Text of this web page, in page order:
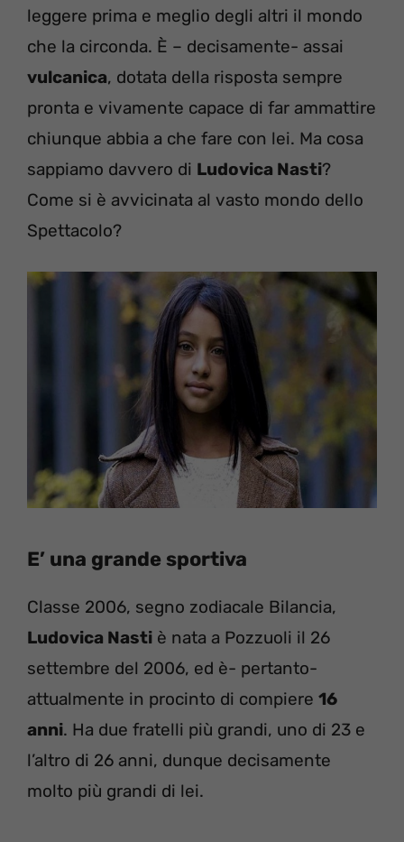
leggere prima e meglio degli altri il mondo
che la circonda. È – decisamente- assai
vulcanica, dotata della risposta sempre
pronta e vivamente capace di far ammattire
chiunque abbia a che fare con lei. Ma cosa
sappiamo davvero di Ludovica Nasti?
Come si è avvicinata al vasto mondo dello
Spettacolo?
E’ una grande sportiva
Classe 2006, segno zodiacale Bilancia,
Ludovica Nasti è nata a Pozzuoli il 26
settembre del 2006, ed è- pertanto-
attualmente in procinto di compiere 16
anni. Ha due fratelli più grandi, uno di 23 e
l’altro di 26 anni, dunque decisamente
molto più grandi di lei.